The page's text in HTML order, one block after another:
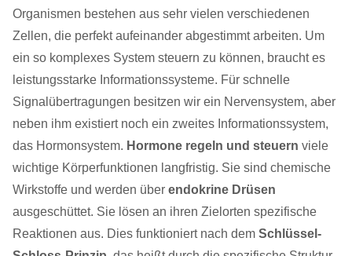
Organismen bestehen aus sehr vielen verschiedenen
Zellen, die perfekt aufeinander abgestimmt arbeiten. Um
ein so komplexes System steuern zu können, braucht es
leistungsstarke Informationssysteme. Für schnelle
Signalübertragungen besitzen wir ein Nervensystem, aber
neben ihm existiert noch ein zweites Informationssystem,
das Hormonsystem. Hormone regeln und steuern viele
wichtige Körperfunktionen langfristig. Sie sind chemische
Wirkstoffe und werden über endokrine Drüsen
ausgeschüttet. Sie lösen an ihren Zielorten spezifische
Reaktionen aus. Dies funktioniert nach dem Schlüssel-